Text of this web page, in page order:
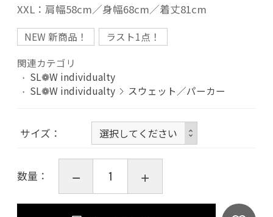
XXL：肩幅58cm／身幅68cm／着丈81cm
NEW 新商品！
ラスト1点！
関連カテゴリ
SL❁W individualty
SL❁W individualty
スウェット／パーカー
サイズ
数量：